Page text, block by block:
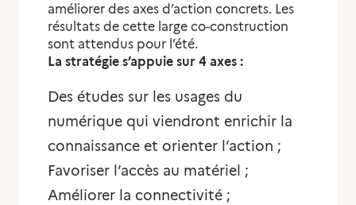
améliorer des axes d’action concrets. Les
résultats de cette large co-construction
sont attendus pour l’été.
La stratégie s’appuie sur 4 axes :
Des études sur les usages du
numérique qui viendront enrichir la
connaissance et orienter l’action ;
Favoriser l’accès au matériel ;
Améliorer la connectivité ;